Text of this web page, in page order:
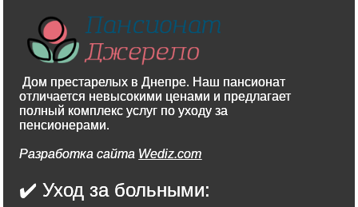
Дом престарелых в Днепре. Наш пансионат
отличается невысокими ценами и предлагает
полный комплекс услуг по уходу за
пенсионерами.
Разработка сайта Wediz.com
✔️ Уход за больными: